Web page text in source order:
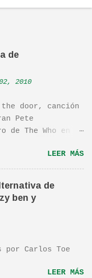
de
2010
door, canción
Pete
de The Who en
año, y que llego
La cancion
si, de hecho
cienes y cienes
dejo el vídeo de
película llamada
posts.Yo también
En una escena de
LEER MÁS
de
ben y
Carlos Toe
LEER MÁS